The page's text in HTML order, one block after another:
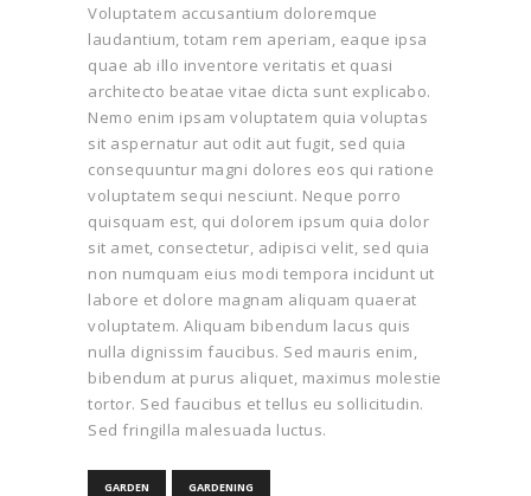
Voluptatem accusantium doloremque
laudantium, totam rem aperiam, eaque ipsa
quae ab illo inventore veritatis et quasi
architecto beatae vitae dicta sunt explicabo.
Nemo enim ipsam voluptatem quia voluptas
sit aspernatur aut odit aut fugit, sed quia
consequuntur magni dolores eos qui ratione
voluptatem sequi nesciunt. Neque porro
quisquam est, qui dolorem ipsum quia dolor
sit amet, consectetur, adipisci velit, sed quia
non numquam eius modi tempora incidunt ut
labore et dolore magnam aliquam quaerat
voluptatem. Aliquam bibendum lacus quis
nulla dignissim faucibus. Sed mauris enim,
bibendum at purus aliquet, maximus molestie
tortor. Sed faucibus et tellus eu sollicitudin.
Sed fringilla malesuada luctus.
GARDEN GARDENING